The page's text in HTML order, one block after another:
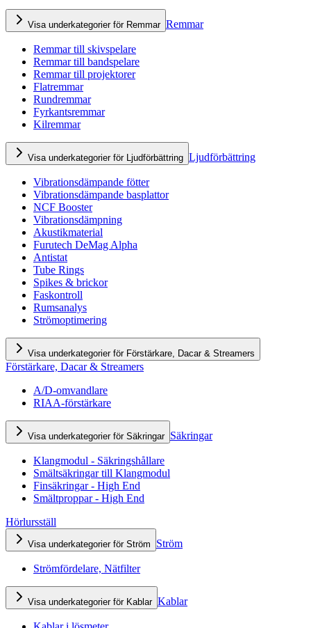
Visa underkategorier för Remmar Remmar
Remmar till skivspelare
Remmar till bandspelare
Remmar till projektorer
Flatremmar
Rundremmar
Fyrkantsremmar
Kilremmar
Visa underkategorier för Ljudförbättring Ljudförbättring
Vibrationsdämpande fötter
Vibrationsdämpande basplattor
NCF Booster
Vibrationsdämpning
Akustikmaterial
Furutech DeMag Alpha
Antistat
Tube Rings
Spikes & brickor
Faskontroll
Rumsanalys
Strömoptimering
Visa underkategorier för Förstärkare, Dacar & Streamers
Förstärkare, Dacar & Streamers
A/D-omvandlare
RIAA-förstärkare
Visa underkategorier för Säkringar Säkringar
Klangmodul - Säkringshållare
Smältsäkringar till Klangmodul
Finsäkringar - High End
Smältproppar - High End
Hörlursställ
Visa underkategorier för Ström Ström
Strömfördelare, Nätfilter
Visa underkategorier för Kablar Kablar